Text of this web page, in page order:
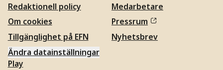
Redaktionell policy
Om cookies
Tillgänglighet på EFN
Ändra datainställningar
Medarbetare
Pressrum
Nyhetsbrev
Play